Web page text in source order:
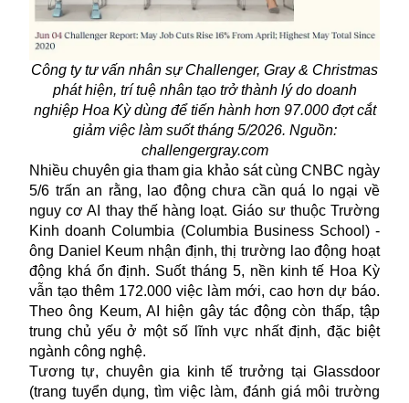
Công ty tư vấn nhân sự Challenger, Gray & Christmas
phát hiện, trí tuệ nhân tạo trở thành lý do doanh
nghiệp Hoa Kỳ dùng để tiến hành hơn 97.000 đợt cắt
giảm việc làm suốt tháng 5/2026. Nguồn:
challengergray.com
Nhiều chuyên gia tham gia khảo sát cùng CNBC ngày
5/6 trấn an rằng, lao động chưa cần quá lo ngại về
nguy cơAI thay thế hàng loạt. Giáo sư thuộc Trường
Kinh doanh Columbia (Columbia Business School) -
ông Daniel Keum nhận định, thị trường lao động hoạt
động khá ổn định. Suốt tháng 5, nền kinh tế Hoa Kỳ
vẫn tạo thêm 172.000 việc làm mới, cao hơn dự báo.
Theo ông Keum, AI hiện gây tác động còn thấp, tập
trung chủ yếu ở một số lĩnh vực nhất định, đặc biệt
ngành công nghệ.
Tương tự, chuyên gia kinh tế trưởng tại Glassdoor
(trang tuyển dụng, tìm việc làm, đánh giá môi trường